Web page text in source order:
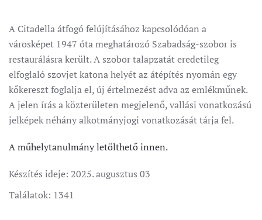
A Citadella átfogó felújításához kapcsolódóan a
városképet 1947 óta meghatározó Szabadság-szobor is
restaurálásra került. A szobor talapzatát eredetileg
elfoglaló szovjet katona helyét az átépítés nyomán egy
kőkereszt foglalja el, új értelmezést adva az emlékműnek.
A jelen írás a közterületen megjelenő, vallási vonatkozású
jelképek néhány alkotmányjogi vonatkozását tárja fel.
A műhelytanulmány letölthető innen.
Készítés ideje: 2025. augusztus 03
Találatok: 1341